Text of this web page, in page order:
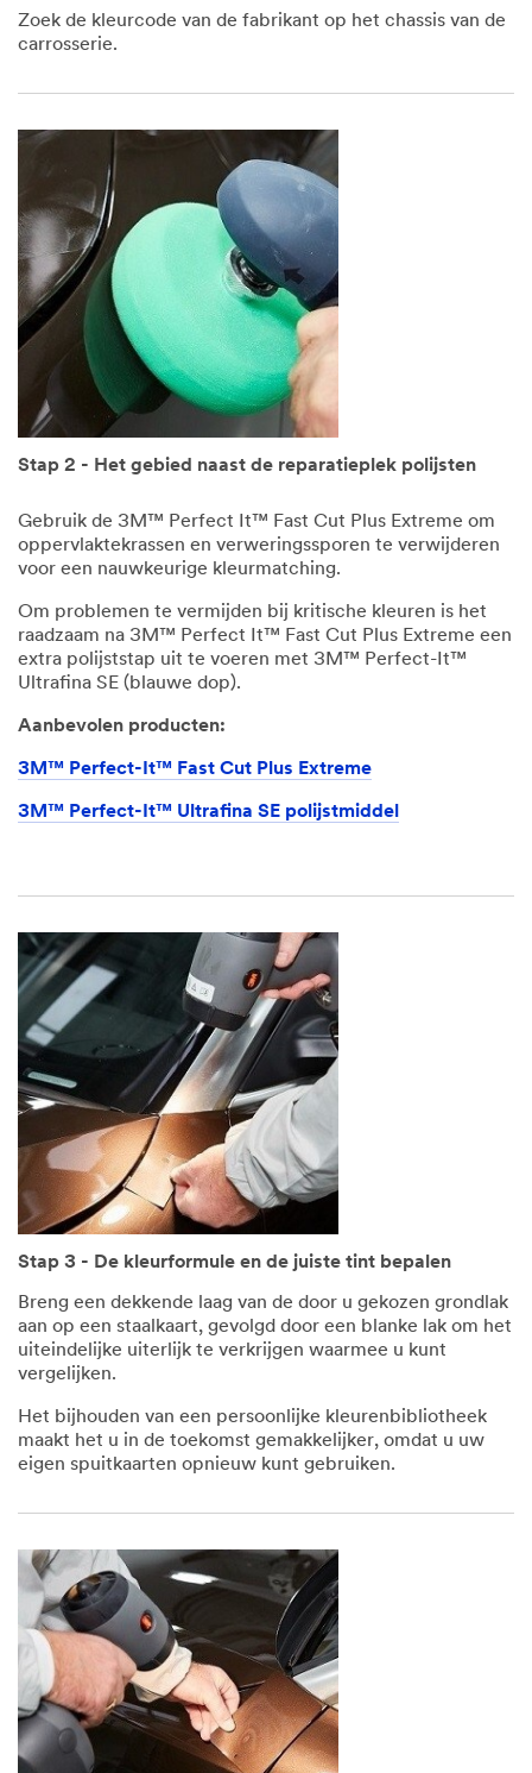
Zoek de kleurcode van de fabrikant op het chassis van de
carrosserie.
Stap 2 - Het gebied naast de reparatieplek polijsten
Gebruik de 3M™ Perfect It™ Fast Cut Plus Extreme om
oppervlaktekrassen en verweringssporen te verwijderen
voor een nauwkeurige kleurmatching.
Om problemen te vermijden bij kritische kleuren is het
raadzaam na 3M™ Perfect It™ Fast Cut Plus Extreme een
extra polijststap uit te voeren met 3M™ Perfect-It™
Ultrafina SE (blauwe dop).
Aanbevolen producten:
3M™ Perfect-It™ Fast Cut Plus Extreme
3M™ Perfect-It™ Ultrafina SE polijstmiddel
Stap 3 - De kleurformule en de juiste tint bepalen
Breng een dekkende laag van de door u gekozen grondlak
aan op een staalkaart, gevolgd door een blanke lak om het
uiteindelijke uiterlijk te verkrijgen waarmee u kunt
vergelijken.
Het bijhouden van een persoonlijke kleurenbibliotheek
maakt het u in de toekomst gemakkelijker, omdat u uw
eigen spuitkaarten opnieuw kunt gebruiken.